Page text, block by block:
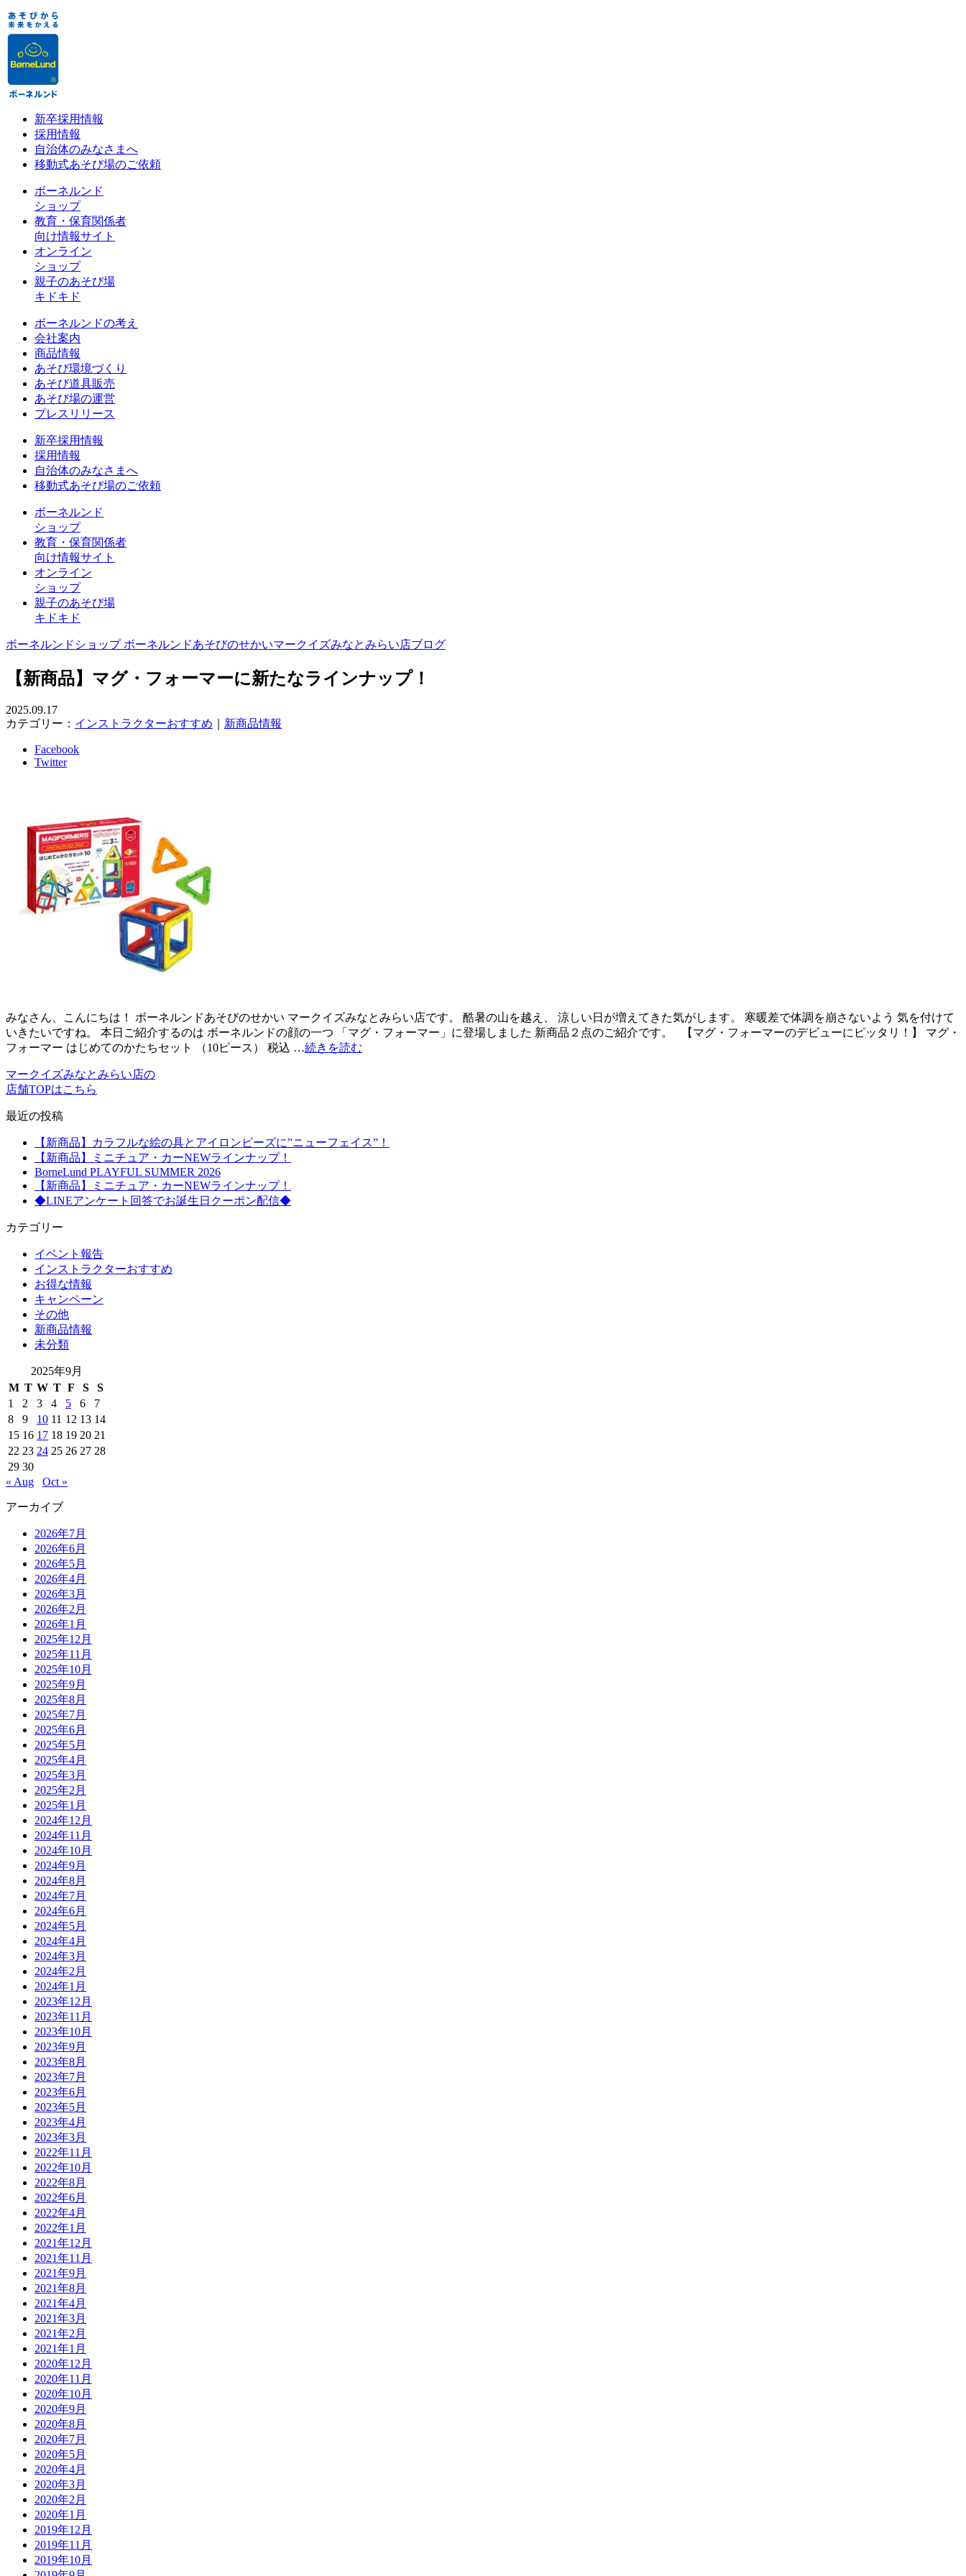
新卒採用情報
採用情報
自治体のみなさまへ
移動式あそび場のご依頼
ボーネルンド
ショップ
教育・保育関係者
向け情報サイト
オンライン
ショップ
親子のあそび場
キドキド
ボーネルンドの考え
会社案内
商品情報
あそび環境づくり
あそび道具販売
あそび場の運営
プレスリリース
新卒採用情報
採用情報
自治体のみなさまへ
移動式あそび場のご依頼
ボーネルンド
ショップ
教育・保育関係者
向け情報サイト
オンライン
ショップ
親子のあそび場
キドキド
ボーネルンドショップ ボーネルンドあそびのせかいマークイズみなとみらい店ブログ
【新商品】マグ・フォーマーに新たなラインナップ！
2025.09.17
カテゴリー： インストラクターおすすめ 新商品情報
Facebook
Twitter
みなさん、こんにちは！ ボーネルンドあそびのせかい マークイズみなとみらい店です。 酷暑の山を越え、 涼しい日が増えてきた気がします。 寒暖差で体調を崩さないよう 気を付けて
いきたいですね。 本日ご紹介するのは ボーネルンドの顔の一つ 「マグ・フォーマー」に登場しました 新商品２点のご紹介です。 【マグ・フォーマーのデビューにピッタリ！】 マグ・
フォーマー はじめてのかたちセット （10ピース） 税込 …続きを読む
マークイズみなとみらい店の
店舗TOPはこちら
最近の投稿
【新商品】カラフルな絵の具とアイロンビーズに”ニューフェイス”！
【新商品】ミニチュア・カーNEWラインナップ！
BorneLund PLAYFUL SUMMER 2026
【新商品】ミニチュア・カーNEWラインナップ！
◆LINEアンケート回答でお誕生日クーポン配信◆
カテゴリー
イベント報告
インストラクターおすすめ
お得な情報
キャンペーン
その他
新商品情報
未分類
2025年9月
M T W T F S
S
1
2 3 4 5 6
7
8
9 10 11 12 13 14
15 16 17 18 19 20 21
22 23 24 25 26 27 28
29 30
« Aug
Oct »
アーカイブ
2026年7月
2026年6月
2026年5月
2026年4月
2026年3月
2026年2月
2026年1月
2025年12月
2025年11月
2025年10月
2025年9月
2025年8月
2025年7月
2025年6月
2025年5月
2025年4月
2025年3月
2025年2月
2025年1月
2024年12月
2024年11月
2024年10月
2024年9月
2024年8月
2024年7月
2024年6月
2024年5月
2024年4月
2024年3月
2024年2月
2024年1月
2023年12月
2023年11月
2023年10月
2023年9月
2023年8月
2023年7月
2023年6月
2023年5月
2023年4月
2023年3月
2022年11月
2022年10月
2022年8月
2022年6月
2022年4月
2022年1月
2021年12月
2021年11月
2021年9月
2021年8月
2021年4月
2021年3月
2021年2月
2021年1月
2020年12月
2020年11月
2020年10月
2020年9月
2020年8月
2020年7月
2020年5月
2020年4月
2020年3月
2020年2月
2020年1月
2019年12月
2019年11月
2019年10月